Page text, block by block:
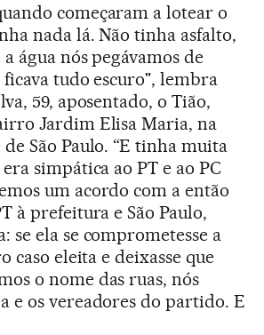
começaram a lotear o
nada lá. Não tinha asfalto,
água nós pegávamos de
tudo escuro", lembra
59, aposentado, o Tião,
Jardim Elisa Maria, na
São Paulo. “E tinha muita
simpática ao PT e ao PC
um acordo com a então
à prefeitura e São Paulo,
se ela se comprometesse a
caso eleita e deixasse que
o nome das ruas, nós
e os vereadores do partido. E